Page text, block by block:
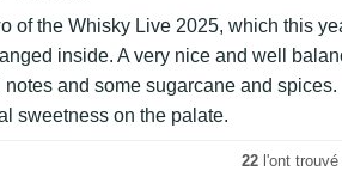
of the Whisky Live 2025, which this
inside. A very nice and well
and some sugarcane and spices.
sweetness on the palate.
22 l'ont